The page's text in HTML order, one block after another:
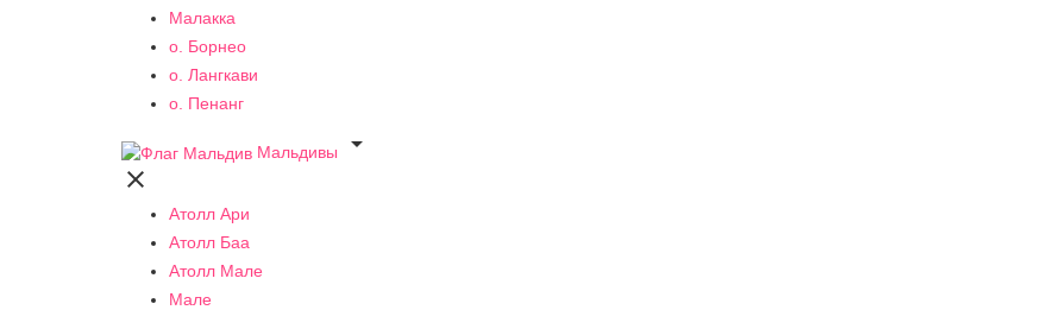
Малакка
о. Борнео
о. Лангкави
о. Пенанг
Мальдивы


Атолл Ари
Атолл Баа
Атолл Мале
Мале